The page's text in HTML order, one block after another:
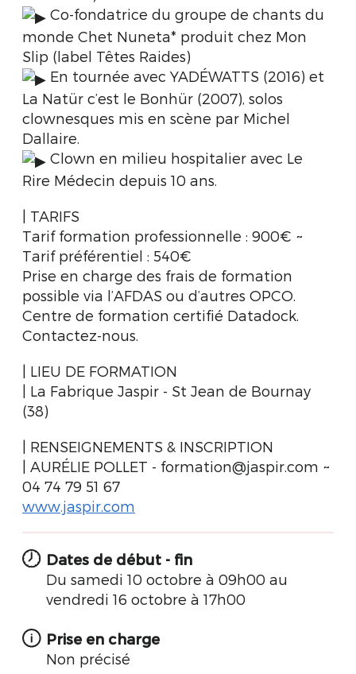
Co-fondatrice du groupe de chants du
monde Chet Nuneta* produit chez Mon
Slip (label Têtes Raides)
En tournée avec YADÉWATTS (2016) et
La Natür c’est le Bonhür (2007), solos
clownesques mis en scène par Michel
Dallaire.
Clown en milieu hospitalier avec Le
Rire Médecin depuis 10 ans.
| TARIFS
Tarif formation professionnelle : 900€ ~
Tarif préférentiel : 540€
Prise en charge des frais de formation
possible via l’AFDAS ou d’autres OPCO.
Centre de formation certifié Datadock.
Contactez-nous.
| LIEU DE FORMATION
| La Fabrique Jaspir - St Jean de Bournay
(38)
| RENSEIGNEMENTS & INSCRIPTION
| AURÉLIE POLLET - formation@jaspir.com ~
04 74 79 51 67
www.jaspir.com
Dates de début - fin
Du samedi 10 octobre à 09h00 au
vendredi 16 octobre à 17h00
Prise en charge
Non précisé